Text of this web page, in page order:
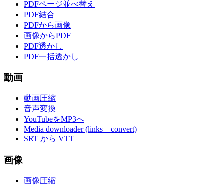
PDFページ並べ替え
PDF結合
PDFから画像
画像からPDF
PDF透かし
PDF一括透かし
動画
動画圧縮
音声変換
YouTubeをMP3へ
Media downloader (links + convert)
SRT から VTT
画像
画像圧縮